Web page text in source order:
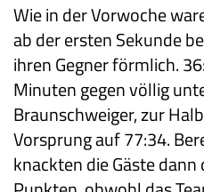
Wie in der Vorwoche
ab der ersten Sekunde
ihren Gegner förmlich.
Minuten gegen völlig
Braunschweiger, zur
Vorsprung auf 77:34.
knackten die Gäste